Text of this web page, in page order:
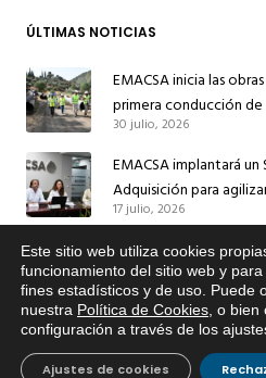
ÚLTIMAS NOTICIAS
EMACSA inicia las
primera conducción
el suministro de agua
30 julio, 2026
EMACSA implantará
Adquisición para
sus redes e instalaciones
17 julio, 2026
EMACSA inicia hoy las
abastecimiento y una
Ingeniero Ruiz de Azúa
13 julio, 2026
Caracterización ZA
2026
Este sitio web utiliza cookies
funcionamiento del sitio web y
fines estadísticos y de uso. Puede
nuestra Política de Cookies , o
configuración a través de los
Ajustes de cookies